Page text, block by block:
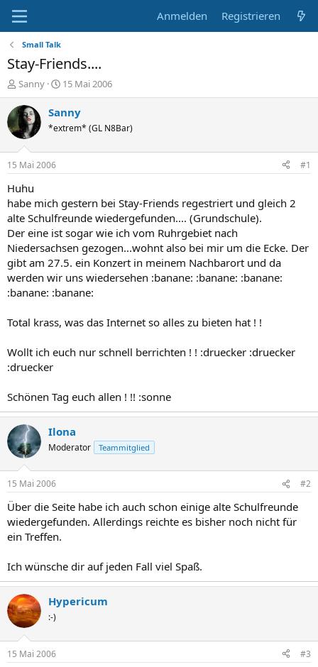
Anmelden Registrieren
Small Talk
Stay-Friends....
E
r
s
t
e
e
r
Sanny
E
r
s
e
t
15 Mai 2006
Sanny
*extrem* (GL N8Bar)
15 Mai 2006 #1
Huhu
habe mich gestern bei Stay-Friends regestriert und gleich 2
alte Schulfreunde wiedergefunden.... (Grundschule).
Der eine ist sogar wie ich vom Ruhrgebiet nach
Niedersachsen gezogen...wohnt also bei mir um die Ecke. Der
gibt am 27.5. ein Konzert in meinem Nachbarort und da
werden wir uns wiedersehen :banane: :banane: :banane:
:banane: :banane:
Total krass, was das Internet so alles zu bieten hat ! !
Wollt ich euch nur schnell berrichten ! ! :druecker :druecker
:druecker
Schönen Tag euch allen ! !! :sonne
Ilona
Moderator Teammitglied
15 Mai 2006 #2
Über die Seite habe ich auch schon einige alte Schulfreunde
wiedergefunden. Allerdings reichte es bisher noch nicht für
ein Treffen.
Ich wünsche dir auf jeden Fall viel Spaß.
Hypericum
:-)
15 Mai 2006 #3